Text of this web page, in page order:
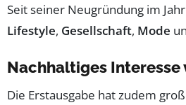
Seit seiner Neugründung im
Lifestyle, Gesellschaft, Mode
Nachhaltiges Interesse
Die Erstausgabe hat zudem